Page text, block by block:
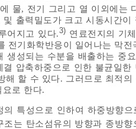
물, 전기 그리고 열 이외에는
출력밀도가 크고 시동시간
어지고 있다.3) 연료전지의 기
전기화학반응이 일어나는 막
생성되는 수분을 배출하는 중
압축하중으로 인한 불균일
해 할 수 있다. 그러므로 최적
로 한다.
의 특성으로 인하여 하중방향
조는 탄소섬유의 방향과 종방